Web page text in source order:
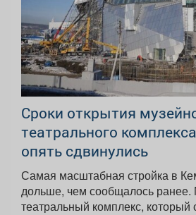
Сроки открытия
театрального
опять сдвинулись
Самая масштабная стройка в
дольше, чем сообщалось ранее. Музейно-
театральный комплекс, который